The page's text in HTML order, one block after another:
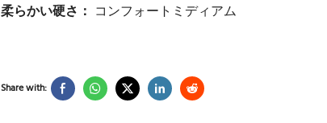
柔らかい硬さ： コンフォートミディアム
Share with: